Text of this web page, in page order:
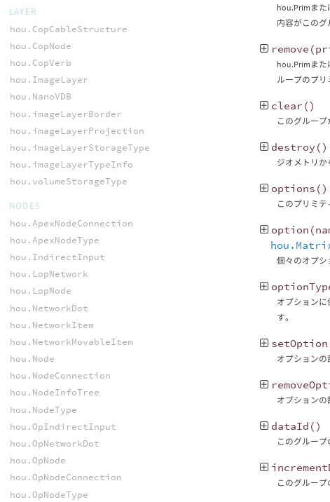
hou.Primま
内容がこのグ
remove (
hou.Primま
ループのプリ
clear ()
このグルー
destroy ()
ジオメトリか
options ()
このプリミ
option (
個々のオプシ
オプション
す。
setOption
オプションの
オプションの
dataId ()
このグループ
このグループ
LAYER
hou.CopCableStructure
hou.CopNode
hou.CopVerb
hou.ImageLayer
hou.NanoVDB
hou.imageLayerBorder
hou.imageLayerProjection
hou.imageLayerStorageType
hou.imageLayerTypeInfo
hou.volumeStorageType
NODES
hou.ApexNodeConnection
hou.ApexNodeType
hou.IndirectInput
hou.LopNetwork
hou.LopNode
hou.NetworkDot
hou.NetworkItem
hou.NetworkMovableItem
hou.Node
hou.NodeConnection
hou.NodeInfoTree
hou.NodeType
hou.OpIndirectInput
hou.OpNetworkDot
hou.OpNode
hou.OpNodeConnection
hou.OpNodeType